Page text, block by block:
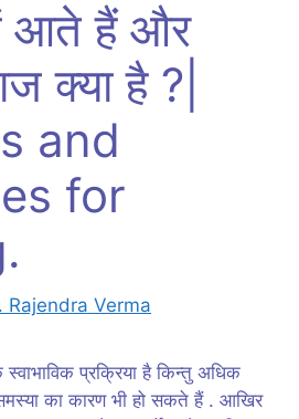
आते हैं और
क्या है ?|
and
for
Rajendra Verma
प्रक्रिया है किन्तु अधिक
का कारण भी हो सकते हैं . आखिर